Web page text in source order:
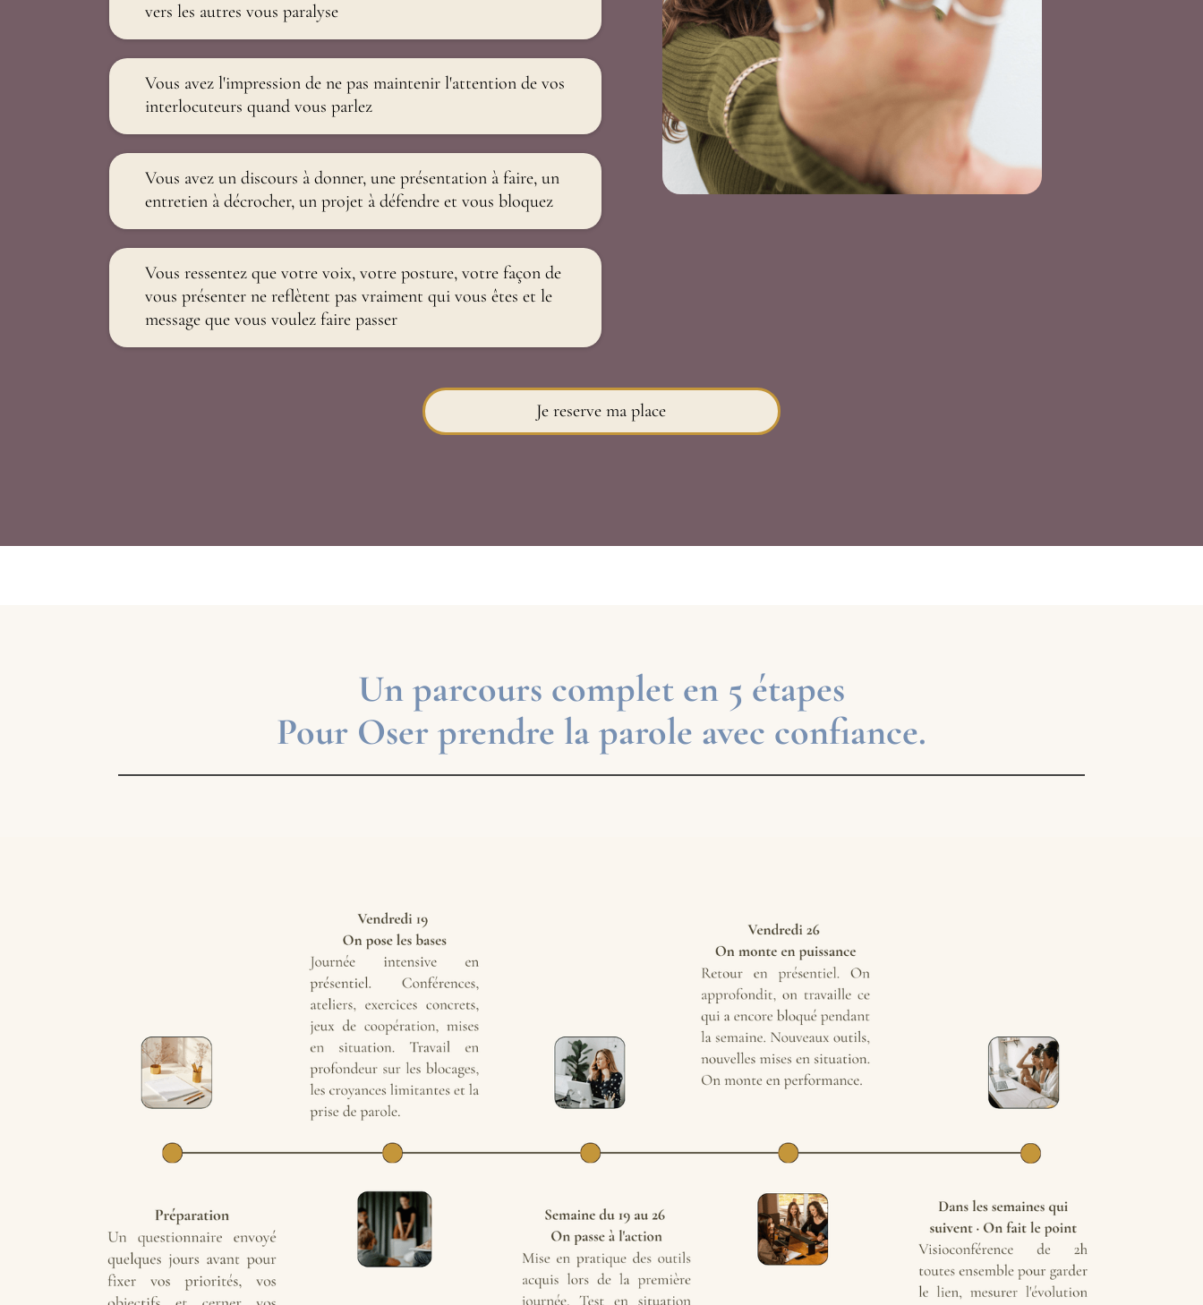
vers les autres vous paralyse
Vous avez l'impression de ne pas maintenir l'attention de vos
interlocuteurs quand vous parlez
Vous avez un discours à donner, une présentation à faire, un
entretien à décrocher, un projet à défendre et vous bloquez
Vous ressentez que votre voix, votre posture, votre façon de
vous présenter ne reflètent pas vraiment qui vous êtes et le
message que vous voulez faire passer
Je reserve ma place
Un parcours complet en 5 étapes
Pour Oser prendre la parole avec confiance.